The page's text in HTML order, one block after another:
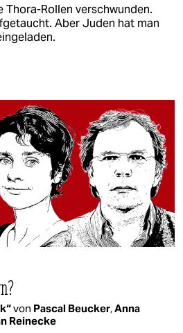
Thora-Rollen verschwunden.
Aber Juden hat man
von Pascal Beucker,Anna
Reinecke